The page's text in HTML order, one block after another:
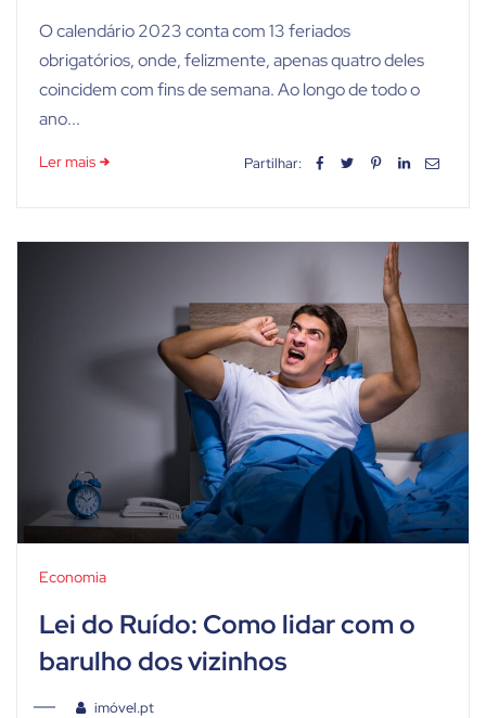
O calendário 2023 conta com 13 feriados
obrigatórios, onde, felizmente, apenas quatro deles
coincidem com fins de semana. Ao longo de todo o
ano...
Ler mais Partilhar:
Economia
Lei do Ruído: Como lidar com o
barulho dos vizinhos
imóvel.pt